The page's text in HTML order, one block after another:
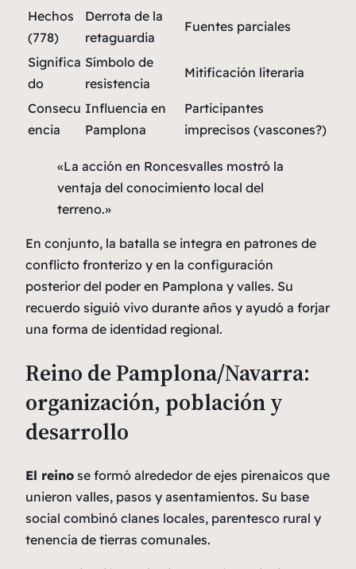
Hechos
(778)
Derrota de la
retaguardia
Fuentes parciales
Significa
do
Símbolo de
resistencia
Mitificación literaria
Consecu
encia
Influencia en
Pamplona
Participantes
imprecisos (vascones?)
«La acción en Roncesvalles mostró la
ventaja del conocimiento local del
terreno.»
En conjunto, la batalla se integra en patrones de
conflicto fronterizo y en la configuración
posterior del poder en Pamplona y valles. Su
recuerdo siguió vivo durante años y ayudó a forjar
una forma de identidad regional.
Reino de Pamplona/Navarra:
organización, población y
desarrollo
El reino se formó alrededor de ejes pirenaicos que
unieron valles, pasos y asentamientos. Su base
social combinó clanes locales, parentesco rural y
tenencia de tierras comunales.